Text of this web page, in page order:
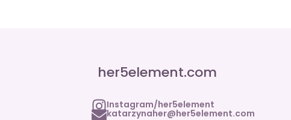
her5element.com
Instagram/her5element
katarzynaher@her5element.com